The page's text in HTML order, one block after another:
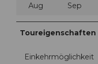
Aug Sep
Toureigenschaften
Einkehrmöglichkeit